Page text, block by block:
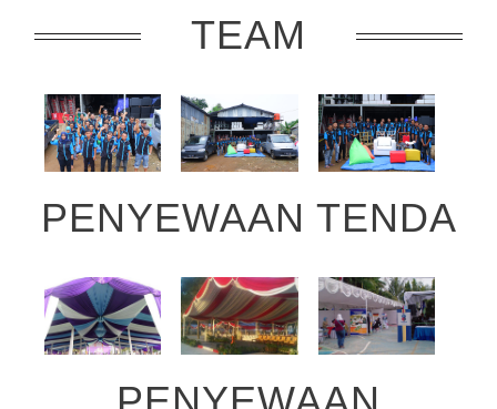
TEAM
PENYEWAAN TENDA